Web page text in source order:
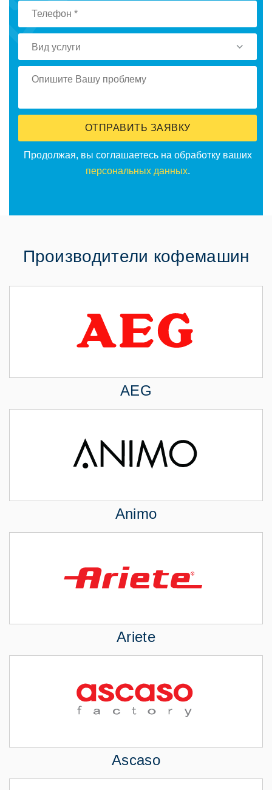
Вид услуги
ОТПРАВИТЬ ЗАЯВКУ
Продолжая, вы соглашаетесь на обработку ваших
персональных данных.
Производители кофемашин
AEG
Animo
Ariete
Ascaso